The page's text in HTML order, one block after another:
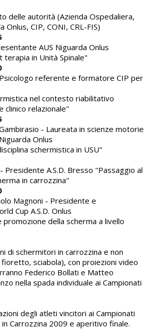
delle autorità (Azienda Ospedaliera,
Onlus, CIP, CONI, CRL-FIS)
AUS Niguarda Onlus
in Unità Spinale"
referente e formatore CIP per
nel contesto riabilitativo
clinico relazionale"
- Laureata in scienze motorie
Onlus
schermistica in USU"
Presidente A.S.D. Bresso "Passaggio al
in carrozzina"
Magnoni - Presidente e
Cup A.S.D. Onlus
promozione della scherma a livello
di schermitori in carrozzina e non
sciabola), con proiezioni video
Federico Bollati e Matteo
nella spada individuale ai Campionati
degli atleti vincitori ai Campionati
in Carrozzina 2009 e aperitivo finale.